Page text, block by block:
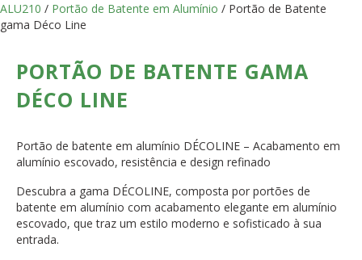
ALU210 / Portão de Batente em Alumínio / Portão de Batente
gama Déco Line
PORTÃO DE BATENTE GAMA
DÉCO LINE
Portão de batente em alumínio DÉCOLINE – Acabamento em
alumínio escovado, resistência e design refinado
Descubra a gama DÉCOLINE, composta por portões de
batente em alumínio com acabamento elegante em alumínio
escovado, que traz um estilo moderno e sofisticado à sua
entrada.